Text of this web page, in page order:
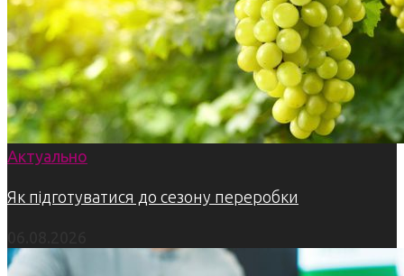
Актуально
Як підготуватися до сезону переробки